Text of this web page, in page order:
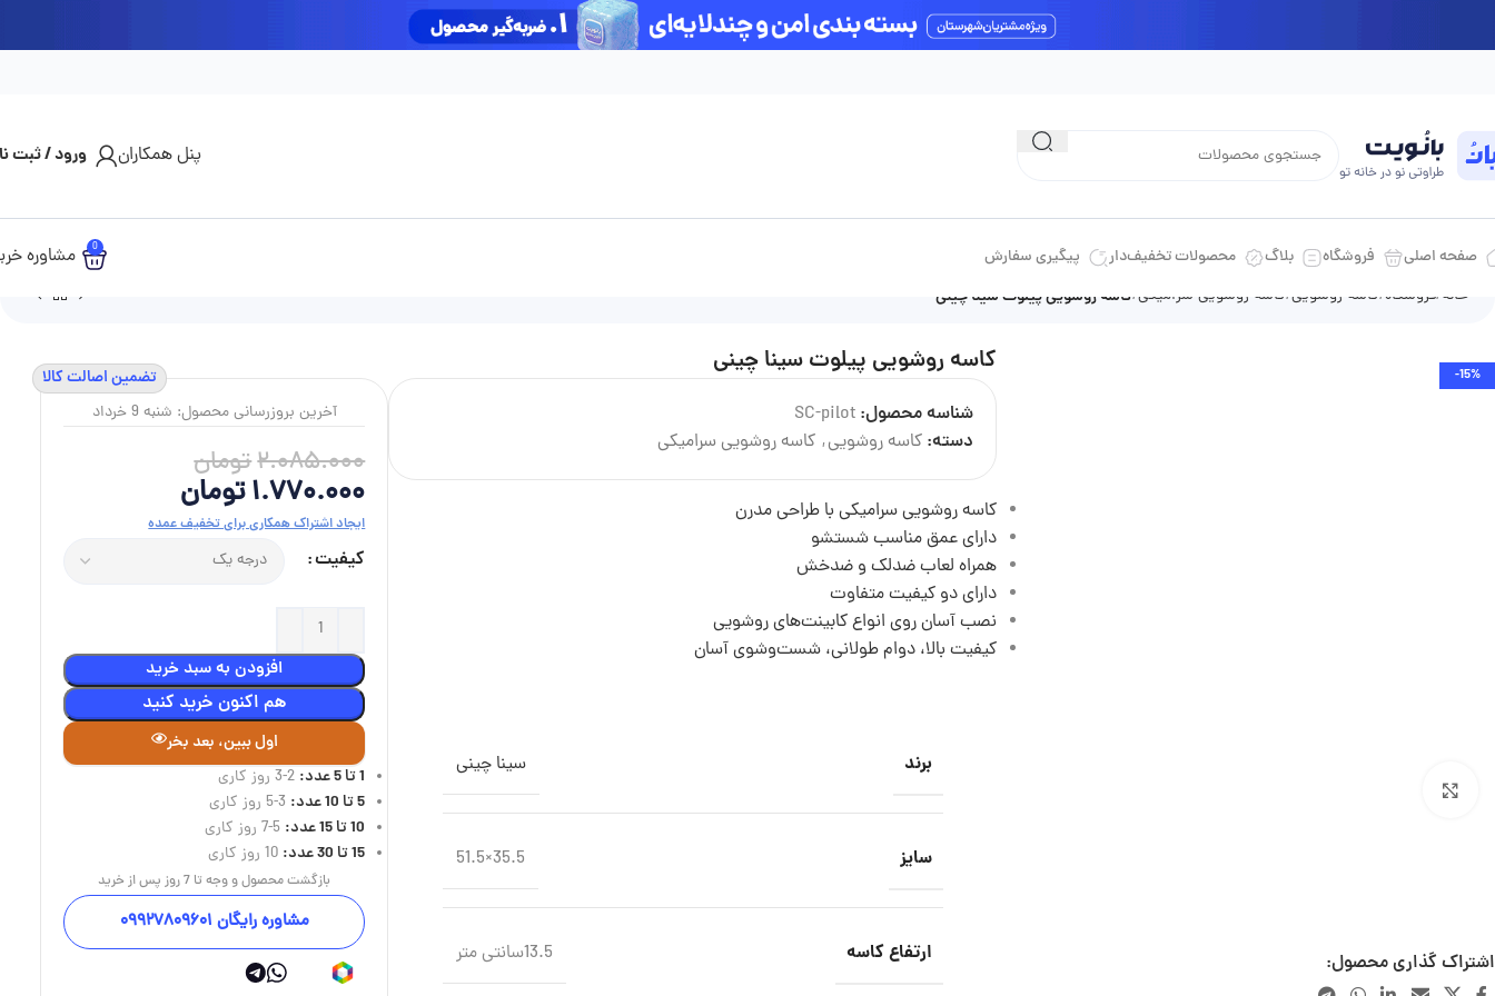
پنل همکاران ورود / ثبت
صفحه اصلی فروشگاه بلاگ محصولات تخفیف‌دار پیگیری سفارش 0 مشاوره
خانه فروشگاه کاسه روشویی کاسه روشویی سرامیکی کاسه روشویی پیلوت سینا چینی
-15%
اشتراک گذاری محصول:
کاسه روشویی پیلوت سینا چینی
شناسه محصول: SC-pilot
دسته: کاسه روشویی, کاسه روشویی سرامیکی
کاسه روشویی سرامیکی با طراحی مدرن
دارای عمق مناسب شستشو
همراه لعاب ضدلک و ضدخش
دارای دو کیفیت متفاوت
نصب آسان روی انواع کابینت‌های روشویی
کیفیت بالا، دوام طولانی، شست‌وشوی آسان
برند سینا چینی
سایز 35.5×51.5
ارتفاع کاسه 13.5سانتی متر
تضمین اصالت کالا
آخرین بروزرسانی محصول: شنبه 9 خرداد
2.085.000تومان
1.770.000تومان
ایجاد اشتراک همکاری برای تخفیف عمده
کیفیت
افزودن به سبد خرید
هم اکنون خرید کنید
اول ببین، بعد بخر
1 تا 5 عدد:
5 تا 10 عدد: 3-5 روز کاری
10 تا 15 عدد:
15 تا 30 عدد:
بازگشت محصول و وجه تا 7 روز پس از خرید
مشاوره رایگان 09927809601